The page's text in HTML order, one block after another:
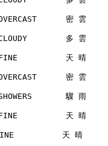
密 雲
多 雲
天 晴
密 雲
驟 雨
天 晴
天 晴